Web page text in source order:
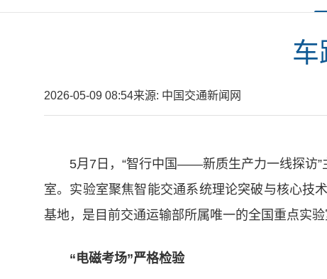
车
2026-05-09 08:54来源: 中国交通新闻网
5月7日，“智行中国——新质生产力一线探访”
室。实验室聚焦智能交通系统理论突破与核心技
基地，是目前交通运输部所属唯一的全国重点实
“电磁考场”严格检验